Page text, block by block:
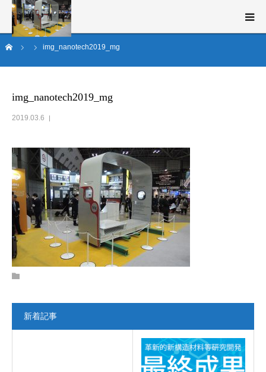
img_nanotech2019_mg
img_nanotech2019_mg
2019.03.6
新着記事
新構造材料技術研究組合（ISMA）とは
研究開発
ニュース・イベント
English